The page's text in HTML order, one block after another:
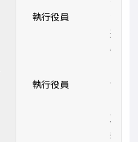
執行役員
連
慎
執行役員
幸
正
紀